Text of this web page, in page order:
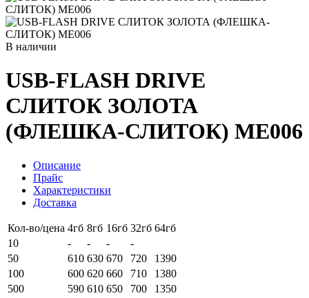
В наличии
USB-FLASH DRIVE
СЛИТОК ЗОЛОТА
(ФЛЕШКА-СЛИТОК) ME006
Описание
Прайс
Характеристики
Доставка
Кол-во/цена 4гб 8гб 16гб 32гб 64гб
10
- - -
-
50
610 630 670 720
1390
100
600 620 660 710
1380
500
590 610 650 700
1350